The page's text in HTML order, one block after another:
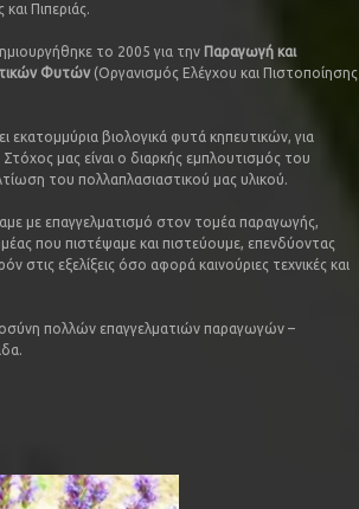
Πιπεριάς.
το 2005 για την Παραγωγή και
Φυτών (Οργανισμός Ελέγχου και Πιστοποίησης
βιολογικά φυτά κηπευτικών, για
μας είναι ο διαρκής εμπλουτισμός του
του πολλαπλασιαστικού μας υλικού.
με επαγγελματισμό στον τομέα παραγωγής,
που πιστέψαμε και πιστεύουμε, επενδύοντας
στις εξελίξεις όσο αφορά καινούριες τεχνικές και
πολλών επαγγελματιών παραγωγών –